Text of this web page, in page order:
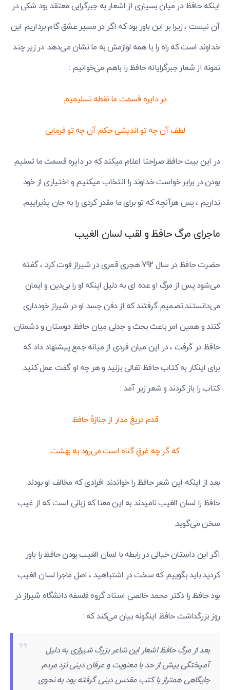
اینکه حافظ در میان بسیاری از اشعار به جبرگرایی معتقد بود شکی در
آن نیست ، زیرا بر این باور بود که اگر در مسیر عشق گام برداریم این
خداوند است که راه را با همه لوازمش به ما نشان می‌دهد. در زیر چند
نمونه از شعار جبرگرایانه حافظ را باهم می‌خوانیم :
در دایره قسمت ما نقطه تسلیمیم
لطف آن چه تو اندیشی حکم آن چه تو فرمایی
در این بیت حافظ صراحتا اعلام میکند که در دایره قسمت ما تسلیم
بودن در برابر خواست خداوند را انتخاب میکنیم و اختیاری از خود
نداریم ، پس هرآنچه که تو برای ما مقدر کردی را به جان پذیراییم.
ماجرای مرگ حافظ و لقب لسان الغیب
حضرت حافظ در سال 792 هجری قمری در شیراز فوت کرد ، گفته
می‌شود پس از مرگ او عده ای به دلیل اینکه او را بی‌دین و ایمان
می‌دانستند تصمیم گرفتند که از دفن جسد او در شیراز خودداری
کنند و همین امر باعث بحث و جدلی میان حافظ دوستان و دشمنان
حافظ در گرفت ، در این میان فردی از میانه جمع پیشنهاد داد که
برای اینکار به کتاب حافظ تفالی بزنید و هر چه او گفت عمل کنید.
کتاب را باز کردند و شعر زیر آمد :
قدم دریغ مدار از جنازهٔ حافظ
که گر چه غرقِ گناه است می‌رود به بهشت
بعد از اینکه این شعر حافظ را خواندند افرادی که مخالف او بودند
حافظ را لسان الغیب نامیدند به این معنا که زبانی است که از غیب
سخن می‌گوید.
اگر این داستان خیالی در رابطه با لسان الغیب بودن حافظ را باور
کردید باید بگوییم که سخت در اشتباهید ، اصل ماجرا لسان الغیب
بود حافظ را دکتر محمد خالصی استاد گروه فلسفه دانشگاه شیراز در
روز بزرگداشت حافظ اینگونه بیان می‌کند که :
بعد از مرگ حافظ اشعار این شاعر بزرگ شیرازی به دلیل
آمیختگی بیش از حد با معنویت و عرفان دینی نزد مردم
جایگاهی همتراز با کتب مقدس دینی گرفته بود به نحوی